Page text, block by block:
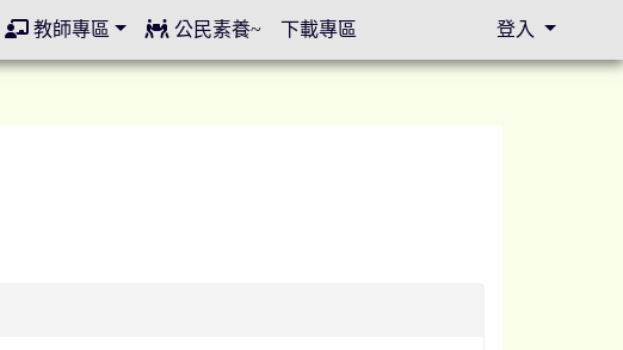
教師專區 公民素養~ 下載專區 登入